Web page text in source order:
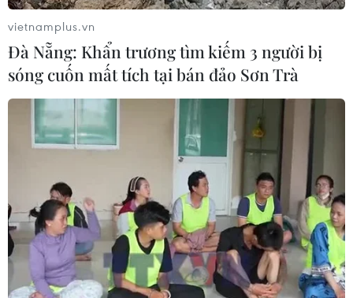
vietnamplus.vn
Đà Nẵng: Khẩn trương tìm kiếm 3 người bị
sóng cuốn mất tích tại bán đảo Sơn Trà